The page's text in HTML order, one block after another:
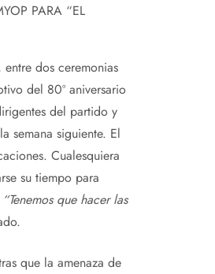
PARA “EL
dos ceremonias
del 80º aniversario
del partido y
semana siguiente. El
Cualesquiera
su tiempo para
“Tenemos que hacer las
que la amenaza de